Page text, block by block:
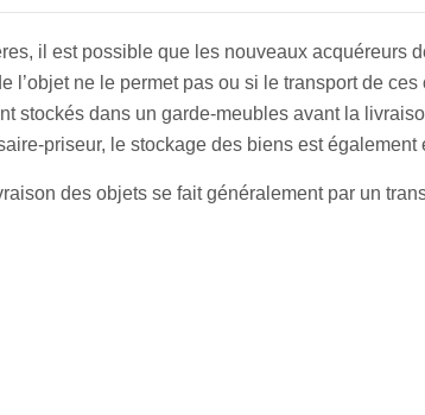
il est possible que les nouveaux
l’objet ne le permet pas ou si le transport de
stockés dans un garde-meubles avant la
priseur, le stockage des biens est également
des objets se fait généralement par un